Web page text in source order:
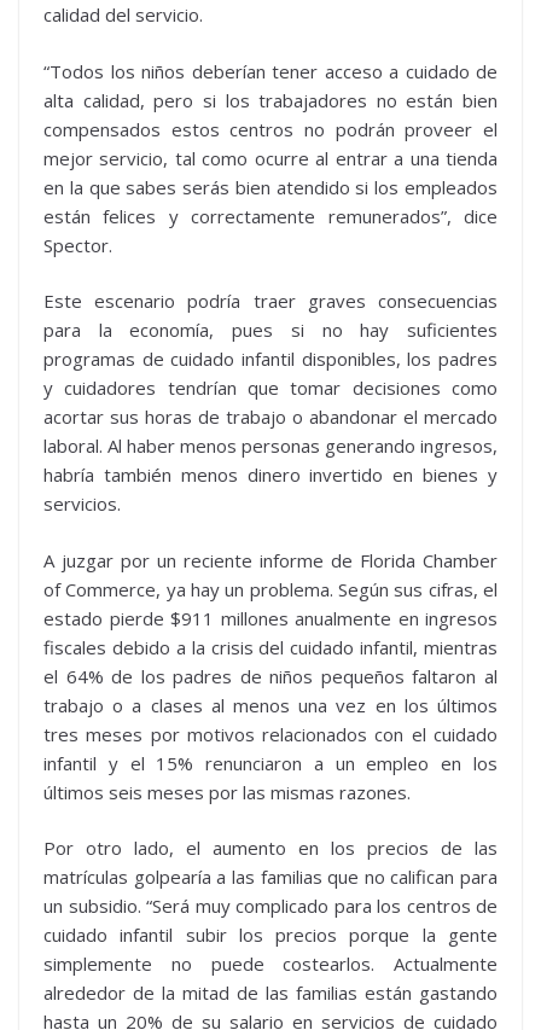
calidad del servicio.
“Todos los niños deberían tener acceso a cuidado de
alta calidad, pero si los trabajadores no están bien
compensados estos centros no podrán proveer el
mejor servicio, tal como ocurre al entrar a una tienda
en la que sabes serás bien atendido si los empleados
están felices y correctamente remunerados”, dice
Spector.
Este escenario podría traer graves consecuencias
para la economía, pues si no hay suficientes
programas de cuidado infantil disponibles, los padres
y cuidadores tendrían que tomar decisiones como
acortar sus horas de trabajo o abandonar el mercado
laboral. Al haber menos personas generando ingresos,
habría también menos dinero invertido en bienes y
servicios.
A juzgar por un reciente informe de Florida Chamber
of Commerce, ya hay un problema. Según sus cifras, el
estado pierde $911 millones anualmente en ingresos
fiscales debido a la crisis del cuidado infantil, mientras
el 64% de los padres de niños pequeños faltaron al
trabajo o a clases al menos una vez en los últimos
tres meses por motivos relacionados con el cuidado
infantil y el 15% renunciaron a un empleo en los
últimos seis meses por las mismas razones.
Por otro lado, el aumento en los precios de las
matrículas golpearía a las familias que no califican para
un subsidio. “Será muy complicado para los centros de
cuidado infantil subir los precios porque la gente
simplemente no puede costearlos. Actualmente
alrededor de la mitad de las familias están gastando
hasta un 20% de su salario en servicios de cuidado